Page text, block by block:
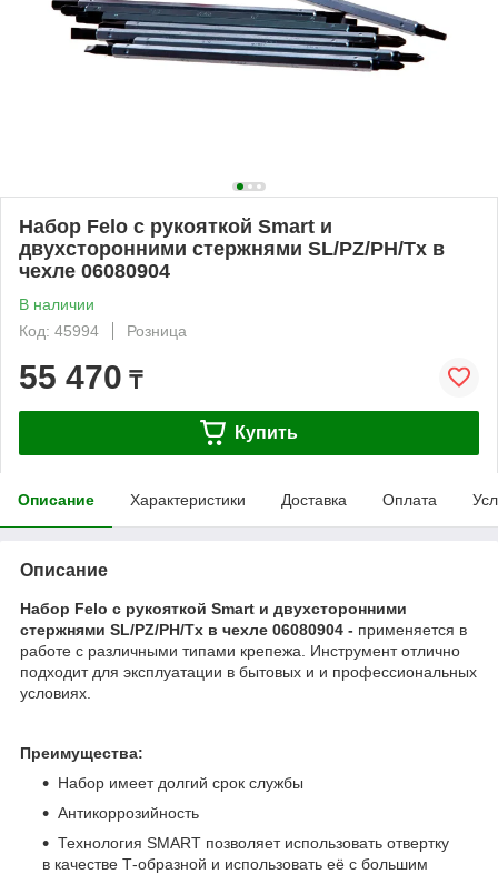
Набор Felo с рукояткой Smart и
двухсторонними стержнями SL/PZ/PH/Tx в
чехле 06080904
В наличии
Код: 45994
Розница
55 470 ₸
Купить
Описание Характеристики Доставка Оплата
Описание
Набор Felo с рукояткой Smart и двухсторонними
стержнями SL/PZ/PH/Tx в чехле 06080904 - применяется в
работе с различными типами крепежа. Инструмент отлично
подходит для эксплуатации в бытовых и и профессиональных
условиях.
Преимущества:
Набор имеет долгий срок службы
Антикоррозийность
Технология SMART позволяет использовать отвертку
в качестве Т-образной и использовать её с большим